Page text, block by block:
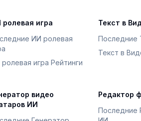
ролевая игра
ИИ ролевая
игра Рейтинги
Текст в
Последние
Текст в
видео
ИИ
Редактор
Последние